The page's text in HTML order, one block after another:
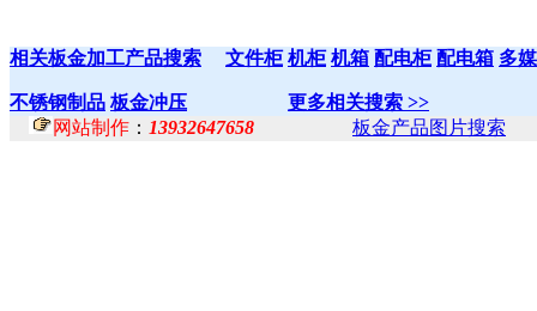
相关板金加工产品搜索 文件柜 机柜 机箱 配电柜 配电箱 多
不锈钢制品 板金冲压
更多相关搜索 >>
网站制作 ： 13932647658 板金产品图片搜索